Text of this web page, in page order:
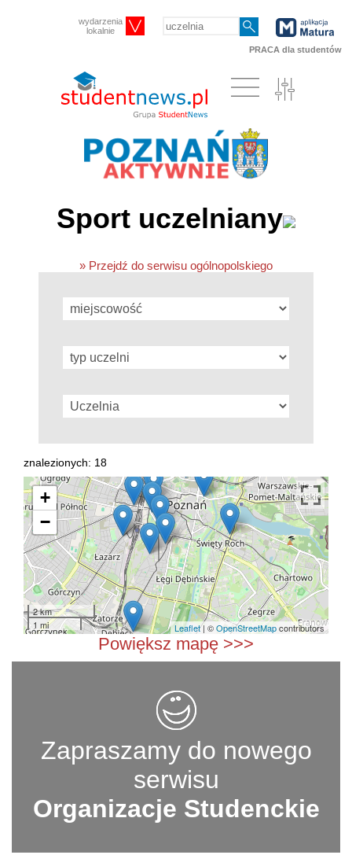
wydarzenia
lokalnie
PRACA dla studentów
Sport uczelniany
» Przejdź do serwisu ogólnopolskiego
znalezionych: 18
+
−
2 km
1 mi
Leaflet| ©OpenStreetMapcontributors
Powiększ mapę >>>
Zapraszamy do nowego
serwisu
Organizacje Studenckie